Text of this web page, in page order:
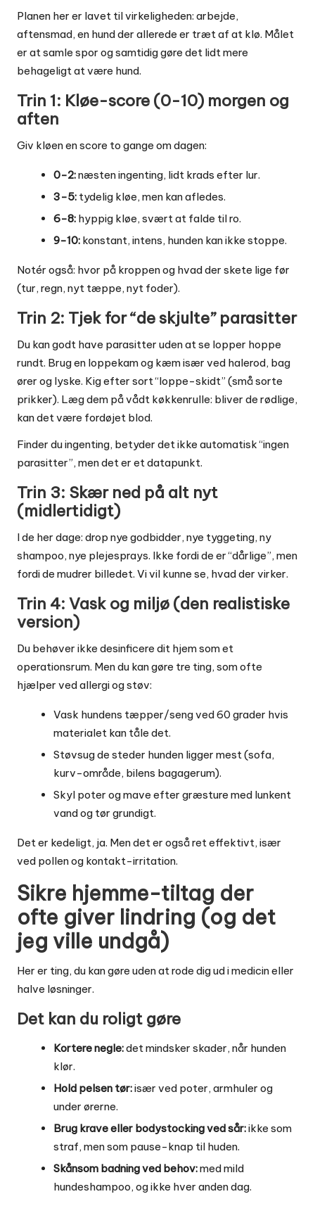
Planen her er lavet til virkeligheden: arbejde,
aftensmad, en hund der allerede er træt af at klø. Målet
er at samle spor og samtidig gøre det lidt mere
behageligt at være hund.
Trin 1: Kløe-score (0-10) morgen og
aften
Giv kløen en score to gange om dagen:
0-2:næsten ingenting, lidt krads efter lur.
3-5: tydelig kløe, men kan afledes.
6-8: hyppig kløe, svært at falde til ro.
9-10: konstant, intens, hunden kan ikke stoppe.
Notér også: hvor på kroppen og hvad der skete lige før
(tur, regn, nyt tæppe, nyt foder).
Trin 2: Tjek for “de skjulte” parasitter
Du kan godt have parasitter uden at se lopper hoppe
rundt. Brug en loppekam og kæm især ved halerod, bag
ører og lyske. Kig efter sort “loppe-skidt” (små sorte
prikker). Læg dem på vådt køkkenrulle: bliver de rødlige,
kan det være fordøjet blod.
Finder du ingenting, betyder det ikke automatisk “ingen
parasitter”, men det er et datapunkt.
Trin 3: Skær ned på alt nyt
(midlertidigt)
I de her dage: drop nye godbidder, nye tyggeting, ny
shampoo, nye plejesprays. Ikke fordi de er “dårlige”, men
fordi de mudrer billedet. Vi vil kunne se, hvad der virker.
Trin 4: Vask og miljø (den realistiske
version)
Du behøver ikke desinficere dit hjem som et
operationsrum. Men du kan gøre tre ting, som ofte
hjælper ved allergi og støv:
Vask hundens tæpper/seng ved 60 grader hvis
materialet kan tåle det.
Støvsug de steder hunden ligger mest (sofa,
kurv-område, bilens bagagerum).
Skyl poter og mave efter græsture med lunkent
vand og tør grundigt.
Det er kedeligt, ja. Men det er også ret effektivt, især
ved pollen og kontakt-irritation.
Sikre hjemme-tiltag der
ofte giver lindring (og det
jeg ville undgå)
Her er ting, du kan gøre uden at rode dig ud i medicin eller
halve løsninger.
Det kan du roligt gøre
Kortere negle:det mindsker skader, når hunden
klør.
Hold pelsen tør:især ved poter, armhuler og
under ørerne.
Brug krave eller bodystocking ved sår:ikke som
straf, men som pause-knap til huden.
Skånsom badning ved behov:med mild
hundeshampoo, og ikke hver anden dag.